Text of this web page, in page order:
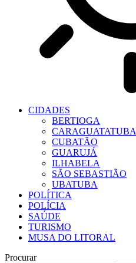
CIDADES
BERTIOGA
CARAGUATATUBA
CUBATÃO
GUARUJÁ
ILHABELA
SÃO SEBASTIÃO
UBATUBA
POLÍTICA
POLÍCIA
SAÚDE
TURISMO
MUSA DO LITORAL
Procurar